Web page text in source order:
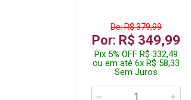
De: R$ 379,99
Por: R$ 349,99
Pix 5% OFF R$ 332,49
ou em até 6x R$ 58,33
Sem Juros